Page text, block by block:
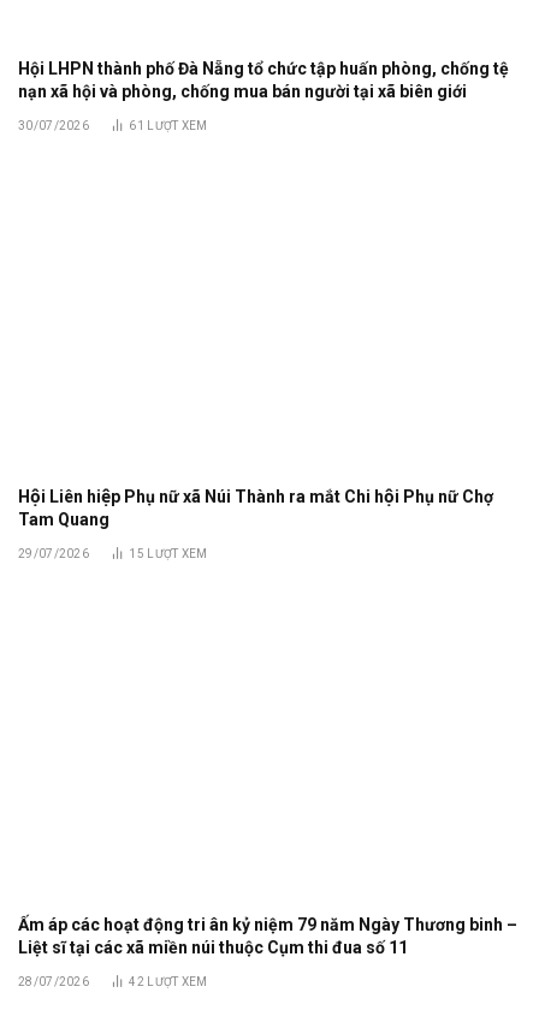
Hội LHPN thành phố Đà Nẵng tổ chức tập huấn phòng, chống tệ
nạn xã hội và phòng, chống mua bán người tại xã biên giới
30/07/2026 61 LƯỢT XEM
Hội Liên hiệp Phụ nữ xã Núi Thành ra mắt Chi hội Phụ nữ Chợ
Tam Quang
29/07/2026 15 LƯỢT XEM
Ấm áp các hoạt động tri ân kỷ niệm 79 năm Ngày Thương binh –
Liệt sĩ tại các xã miền núi thuộc Cụm thi đua số 11
28/07/2026 42 LƯỢT XEM